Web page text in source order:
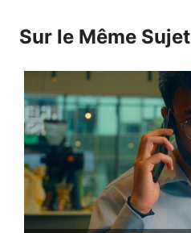
Sur le Même Sujet